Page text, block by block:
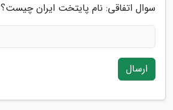
سوال اتفاقی: نام پایتخت ایران چیست؟
ارسال